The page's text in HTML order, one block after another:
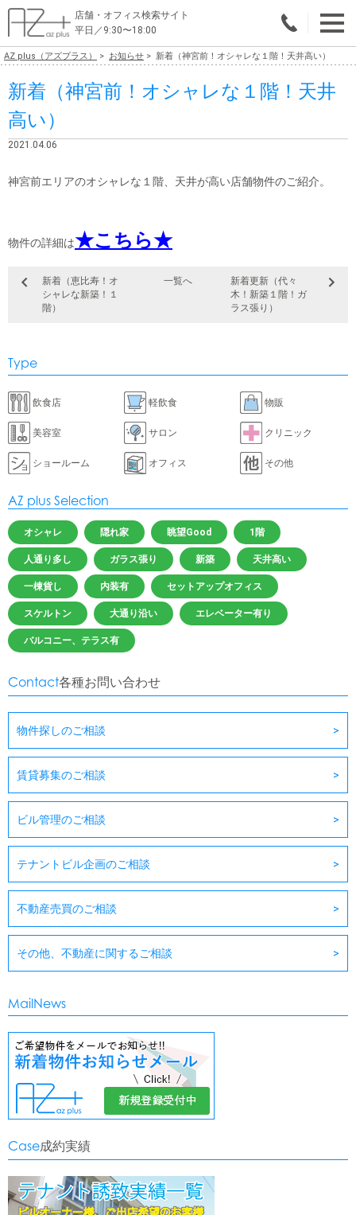
店舗・オフィス検索サイト
平日／9:30〜18:00
物件総合検索
エリアで探す
こだわりで探す
店舗・オフィス物件を探す
テナントビルオーナー様へ
AZ plus（アズプラス） お知らせ 新着（神宮前！オシャレな１階！天井高い）
新着（神宮前！オシャレな１階！天井
高い）
2021.04.06
神宮前エリアのオシャレな１階、天井が高い店舗物件のご紹介。
物件の詳細は★こちら★
新着（恵比寿！オ
シャレな新築！１
階）
一覧へ
新着更新（代々
木！新築１階！ガ
ラス張り）
Type
飲食店 軽飲食 物販
美容室 サロン クリニック
ショールーム オフィス その他
AZ plus Selection
オシャレ 隠れ家 眺望Good 1階
人通り多し ガラス張り 新築 天井高い
一棟貨し 内装有 セットアップオフィス
スケルトン 大通り沿い エレベーター有り
バルコニー、テラス有
Contact各種お問い合わせ
物件探しのご相談
賃貸募集のご相談
ビル管理のご相談
テナントビル企画のご相談
不動産売買のご相談
その他、不動産に関するご相談
MailNews
Case成約実績